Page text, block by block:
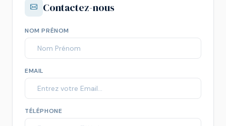
Contactez-nous
NOM PRÉNOM
EMAIL
TÉLÉPHONE